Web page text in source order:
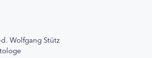
Wolfgang Stütz